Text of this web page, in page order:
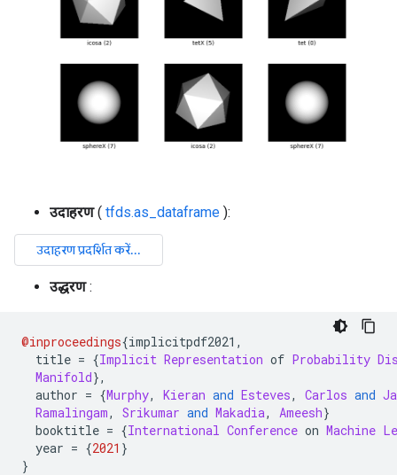
उदाहरण( tfds.as_dataframe ):
उद्धरण:
@inproceedings{implicitpdf2021 ,
title = {Implicit Representation of Probability
Manifold},
author = {Murphy, Kieran and Esteves, Carlos and
Ramalingam, Srikumar and Makadia, Ameesh}
booktitle = {International Conference on Machine
year = {2021 }
}